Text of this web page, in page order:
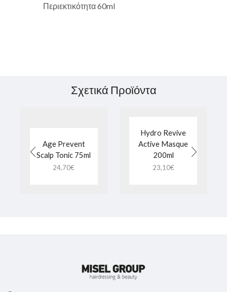
Περιεκτικότητα 60ml
Σχετικά Προϊόντα
Age Prevent
Scalp Tonic 75ml
24,70€
Hydro Revive
Active Masque
200ml
23,10€